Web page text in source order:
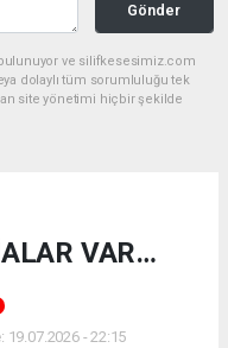
Gönder
ve silifkesesimiz.com
dolaylı tüm sorumluluğu tek
site yönetimi hiçbir şekilde
VAR…
19.07.2026 - 22:15